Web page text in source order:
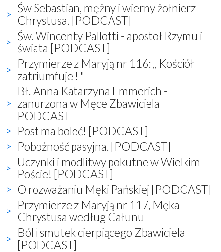
Św Sebastian, mężny i wierny żołnierz
Chrystusa. [PODCAST]
Św. Wincenty Pallotti - apostoł Rzymu i
świata [PODCAST]
Przymierze z Maryją nr 116: ,, Kościół
zatriumfuje ! "
Bł. Anna Katarzyna Emmerich -
zanurzona w Męce Zbawiciela
PODCAST
Post ma boleć! [PODCAST]
Pobożność pasyjna. [PODCAST]
Uczynki i modlitwy pokutne w Wielkim
Poście! [PODCAST]
O rozważaniu Męki Pańskiej [PODCAST]
Przymierze z Maryją nr 117, Męka
Chrystusa według Całunu
Ból i smutek cierpiącego Zbawiciela
[PODCAST]